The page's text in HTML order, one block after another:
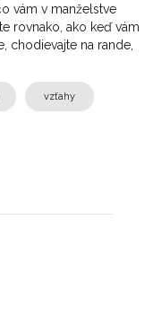
vám v manželstve
rovnako, ako keď vám
chodievajte na rande,
vzťahy